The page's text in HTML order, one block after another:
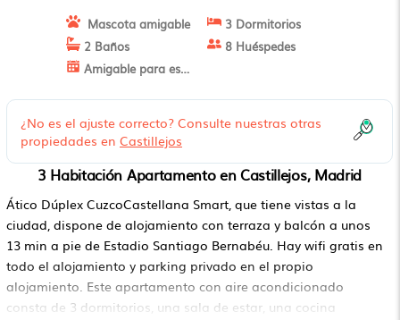
Mascota amigable
3 Dormitorios
2 Baños
8 Huéspedes
Amigable para estancias largas
¿No es el ajuste correcto? Consulte nuestras otras
propiedades en Castillejos
3 Habitación Apartamento en Castillejos, Madrid
Ático Dúplex CuzcoCastellana Smart, que tiene vistas a la
ciudad, dispone de alojamiento con terraza y balcón a unos
13 min a pie de Estadio Santiago Bernabéu. Hay wifi gratis en
todo el alojamiento y parking privado en el propio
alojamiento. Este apartamento con aire acondicionado
consta de 3 dormitorios, una sala de estar, una cocina